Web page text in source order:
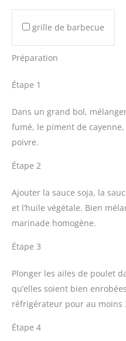
grille de barbecue
Préparation
Étape 1
Dans un grand bol,
fumé, le piment de
poivre.
Étape 2
Ajouter la sauce soja, la
et l’huile végétale. Bien
marinade homogène.
Étape 3
Plonger les ailes de poulet
qu’elles soient bien
réfrigérateur pour au moins
Étape 4